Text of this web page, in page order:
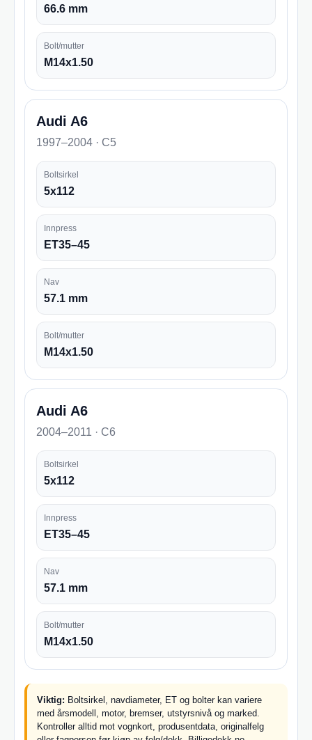
66.6 mm
Bolt/mutter
M14x1.50
Audi A6
1997–2004 · C5
Boltsirkel
5x112
Innpress
ET35–45
Nav
57.1 mm
Bolt/mutter
M14x1.50
Audi A6
2004–2011 · C6
Boltsirkel
5x112
Innpress
ET35–45
Nav
57.1 mm
Bolt/mutter
M14x1.50
Viktig: Boltsirkel, navdiameter, ET og bolter kan variere
med årsmodell, motor, bremser, utstyrsnivå og marked.
Kontroller alltid mot vognkort, produsentdata, originalfelg